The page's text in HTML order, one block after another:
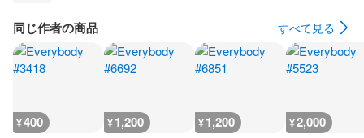
同じ作者の商品 すべて見る
¥400 ¥1,200 ¥1,200 ¥2,000